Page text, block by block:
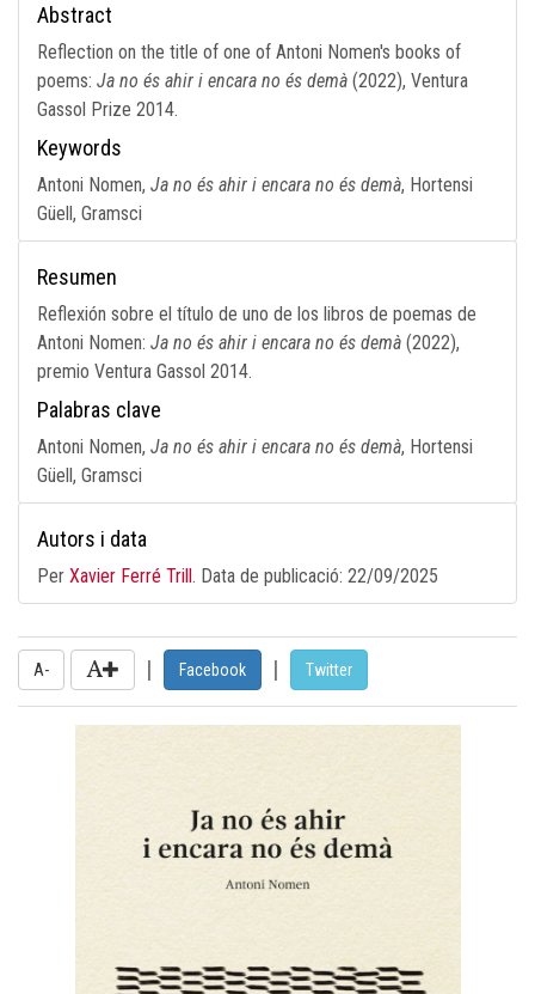
Abstract
Reflection on the title of one of Antoni Nomen's books of
poems: Ja no és ahir i encara no és demà (2022), Ventura
Gassol Prize 2014.
Keywords
Antoni Nomen, Ja no és ahir i encara no és demà, Hortensi
Güell, Gramsci
Resumen
Reflexión sobre el título de uno de los libros de poemas de
Antoni Nomen: Ja no és ahir i encara no és demà (2022),
premio Ventura Gassol 2014.
Palabras clave
Antoni Nomen, Ja no és ahir i encara no és demà, Hortensi
Güell, Gramsci
Autors i data
Per Xavier Ferré Trill. Data de publicació: 22/09/2025
A- | Facebook | Twitter